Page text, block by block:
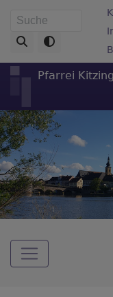
zum
Inhalt
Suche
Pfarrei